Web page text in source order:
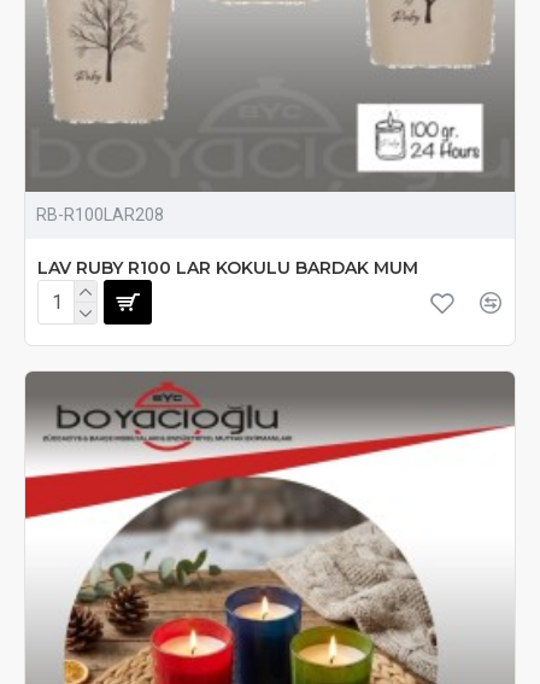
RB-R100LAR208
LAV RUBY R100 LAR KOKULU BARDAK MUM